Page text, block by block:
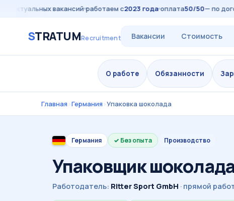
актуальных вакансий работаем с2023 года оплата50/50— по
STRATUMRecruitment Вакансии Стоимость
О работе Обязанности
Главная›Германия›Упаковка шоколада
Германия Без опыта Производство
Упаковщик
Работодатель: Ritter Sport GmbH · прямой